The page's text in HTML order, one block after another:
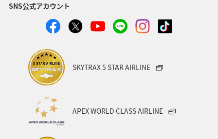
日常生活でマイルを貯める（自宅にいながら貯める）
ANAのオンラインショップ A-style秋特集
ANA SKY コイン
ダイヤモンドサービス
マイルの使い道
アクティビティ
SNS公式アカウント
SKYTRAX 5 STAR AIRLINE
APEX WORLD CLASS AIRLINE